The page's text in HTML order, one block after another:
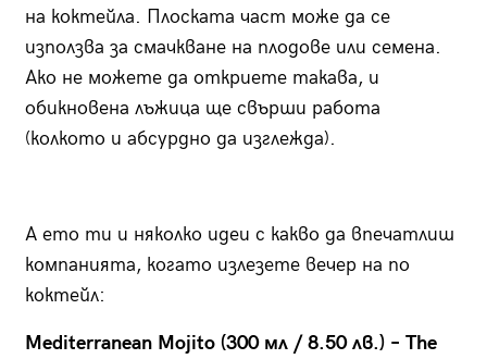
на коктейла. Плоската част може да се
използва за смачкване на плодове или семена.
Ако не можете да откриете такава, и
обикновена лъжица ще свърши работа
(колкото и абсурдно да изглежда).
А ето ти и няколко идеи с какво да впечатлиш
компанията, когато излезете вечер на по
коктейл:
Mediterranean Mojito (300 мл / 8.50 лв.) – The